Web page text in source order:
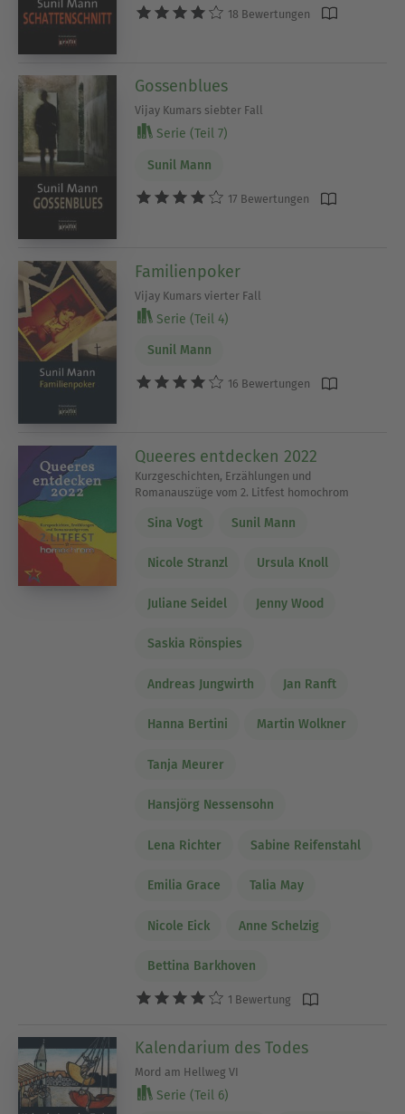
18 Bewertungen
Gossenblues
Vijay Kumars siebter Fall
Serie (Teil 7)
Sunil Mann
17 Bewertungen
Familienpoker
Vijay Kumars vierter Fall
Serie (Teil 4)
Sunil Mann
16 Bewertungen
Queeres entdecken 2022
Kurzgeschichten, Erzählungen und
Romanauszüge vom 2. Litfest homochrom
Sina Vogt Sunil Mann
Nicole Stranzl Ursula Knoll
Juliane Seidel Jenny Wood
Saskia Rönspies
Andreas Jungwirth Jan Ranft
Hanna Bertini Martin Wolkner
Tanja Meurer
Hansjörg Nessensohn
Lena Richter Sabine Reifenstahl
Emilia Grace Talia May
Nicole Eick Anne Schelzig
Bettina Barkhoven
1 Bewertung
Kalendarium des Todes
Mord am Hellweg VI
Serie (Teil 6)